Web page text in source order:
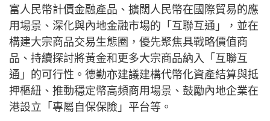
富人民幣計價金融產品、擴闊人民幣在國際貿易的應
用場景、深化與內地金融市場的「互聯互通」，並在
構建大宗商品交易生態圈，優先聚焦具戰略價值商
品、持續探討將黃金和更多大宗商品納入「互聯互
通」的可行性。德勤亦建議建構代幣化資產結算與抵
押樞紐、推動穩定幣高頻商用場景、鼓勵內地企業在
港設立「專屬自保保險」平台等。